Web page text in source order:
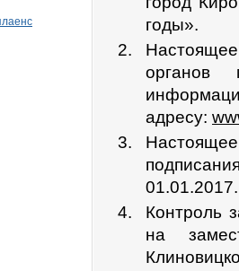
годы».
органов
адресу:
01.01.2017.
Контроль
на